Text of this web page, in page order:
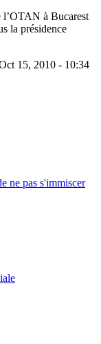
l’OTAN à Bucarest
la présidence
15, 2010 - 10:34
ne pas s'immiscer